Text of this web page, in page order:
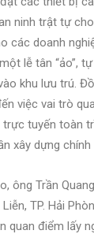
ninh trật tự
các doanh
lễ tân “ảo”,
khu lưu trú.
việc vai trò
tuyến toàn
xây dựng chính
ông Trần
TP. Hải
quan điểm lấy